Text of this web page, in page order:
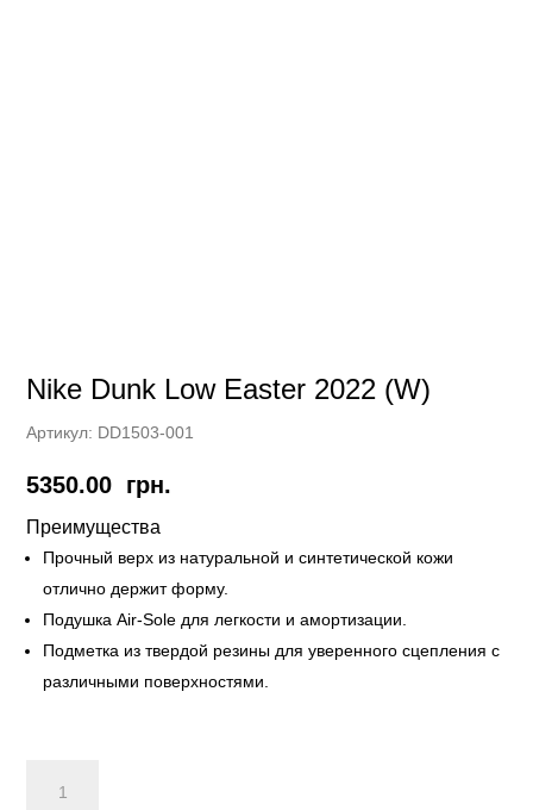
Nike Dunk Low Easter 2022 (W)
Артикул: DD1503-001
5350.00 грн.
Преимущества
Прочный верх из натуральной и синтетической кожи
отлично держит форму.
Подушка Air-Sole для легкости и амортизации.
Подметка из твердой резины для уверенного сцепления с
различными поверхностями.
Dunk